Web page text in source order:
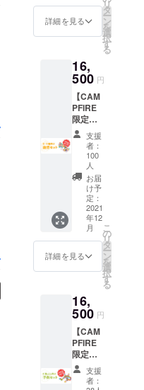
￥40,00
0→￥28
に予定
してい
ます。
詳細を見る
リ
タ
ー
ン
を
選
択
す
る
16,
500 円
【CAM
PFIRE
限定
17%OF
F】 ・
送料・
税込の
価格と
なりま
す。 一
般販売
予定価
￥20,00
0→￥16
に予定
してい
ます。
支援
者：
100
人
お届
け予
定：
2021
年12
月
詳細を見る
こ
の
リ
タ
ー
ン
を
選
択
す
る
16,
500 円
【CAM
PFIRE
限定
17%OF
F】 ・
支援
者：